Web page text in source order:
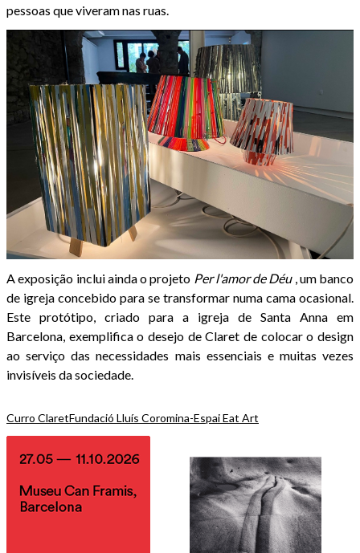
pessoas que viveram nas ruas.
A exposição inclui ainda o projeto Per l'amor de Déu, um banco
de igreja concebido para se transformar numa cama ocasional.
Este protótipo, criado para a igreja de Santa Anna em
Barcelona, exemplifica o desejo de Claret de colocar o design
ao serviço das necessidades mais essenciais e muitas vezes
invisíveis da sociedade.
Curro ClaretFundació Lluís Coromina-Espai Eat Art